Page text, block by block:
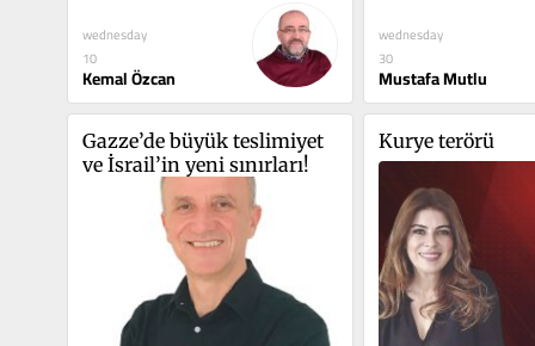
wednesday
10
Kemal Özcan
wednesday
30
Mustafa Mutlu
Gazze’de büyük teslimiyet
ve İsrail’in yeni sınırları!
Kurye terörü